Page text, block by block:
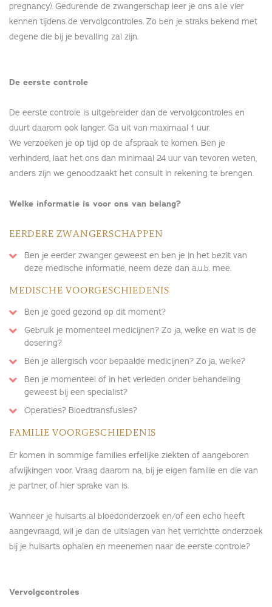
pregnancy). Gedurende de zwangerschap leer je ons alle vier
kennen tijdens de vervolgcontroles. Zo ben je straks bekend met
degene die bij je bevalling zal zijn.
De eerste controle
De eerste controle is uitgebreider dan de vervolgcontroles en
duurt daarom ook langer. Ga uit van maximaal 1 uur.
We verzoeken je op tijd op de afspraak te komen. Ben je
verhinderd, laat het ons dan minimaal 24 uur van tevoren weten,
anders zijn we genoodzaakt het consult in rekening te brengen.
Welke informatie is voor ons van belang?
EERDERE ZWANGERSCHAPPEN
Ben je eerder zwanger geweest en ben je in het bezit van
deze medische informatie, neem deze dan a.u.b. mee.
MEDISCHE VOORGESCHIEDENIS
Ben je goed gezond op dit moment?
Gebruik je momenteel medicijnen? Zo ja, welke en wat is de
dosering?
Ben je allergisch voor bepaalde medicijnen? Zo ja, welke?
Ben je momenteel of in het verleden onder behandeling
geweest bij een specialist?
Operaties? Bloedtransfusies?
FAMILIE VOORGESCHIEDENIS
Er komen in sommige families erfelijke ziekten of aangeboren
afwijkingen voor. Vraag daarom na, bij je eigen familie en die van
je partner, of hier sprake van is.
Wanneer je huisarts al bloedonderzoek en/of een echo heeft
aangevraagd, wil je dan de uitslagen van het verrichtte onderzoek
bij je huisarts ophalen en meenemen naar de eerste controle?
Vervolgcontroles